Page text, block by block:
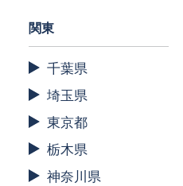
関東
千葉県
埼玉県
東京都
栃木県
神奈川県